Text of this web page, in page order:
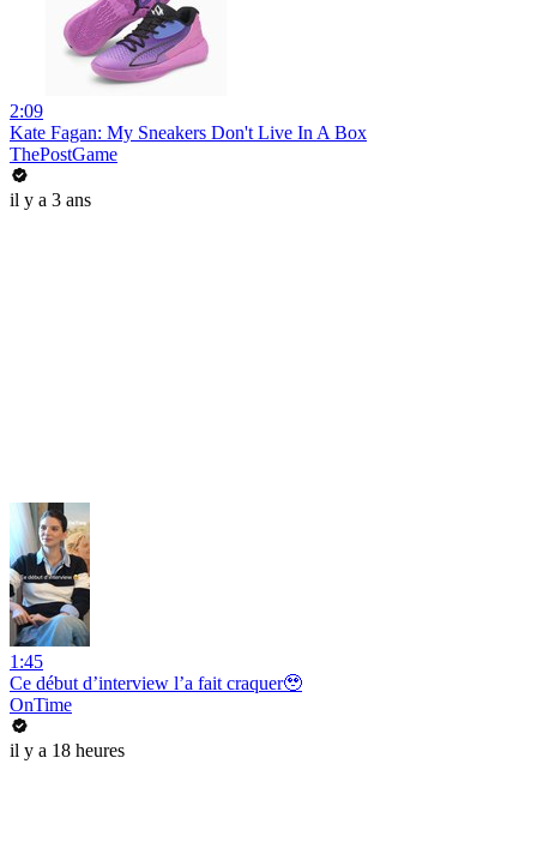
2:09
Kate Fagan: My Sneakers Don't Live In A Box
ThePostGame
il y a 3 ans
1:45
Ce début d’interview l’a fait craquer🥹
OnTime
il y a 18 heures